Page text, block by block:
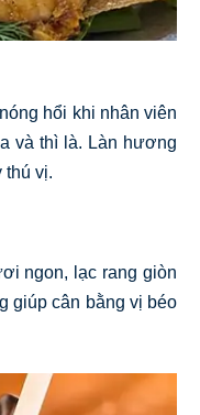
hổi khi nhân viên
và thì là. Làn hương
thú vị.
ngon, lạc rang giòn
giúp cân bằng vị béo